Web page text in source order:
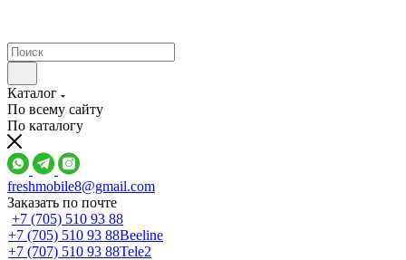
Каталог
По всему сайту
По каталогу
freshmobile8@gmail.com
Заказать по почте
+7 (705) 510 93 88
+7 (705) 510 93 88Beeline
+7 (707) 510 93 88Tele2